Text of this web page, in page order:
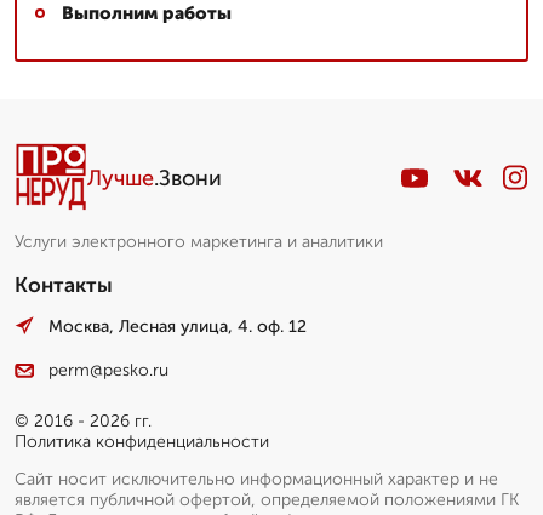
Выполним работы
Лучше.Звони
Услуги электронного маркетинга и аналитики
Контакты
Москва, Лесная улица, 4. оф. 12
perm@pesko.ru
© 2016 - 2026 гг.
Политика конфиденциальности
Сайт носит исключительно информационный характер и не
является публичной офертой, определяемой положениями ГК